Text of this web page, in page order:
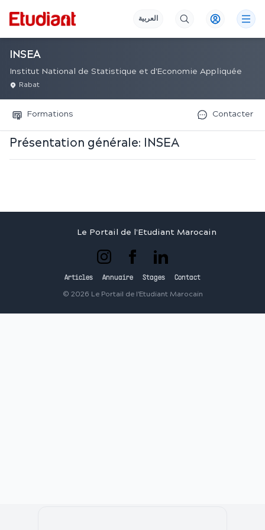
العربية
INSEA
Institut National de Statistique et d'Economie Appliquée
Rabat
Formations Contacter
Présentation générale: INSEA
Le Portail de l'Etudiant Marocain
Articles Annuaire Stages Contact
© 2026 Le Portail de l'Etudiant Marocain